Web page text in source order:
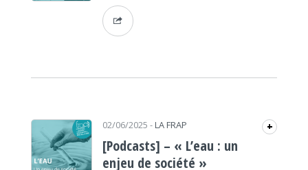
02/06/2025- LA FRAP +
[Podcasts] – « L’eau : un
enjeu de société »